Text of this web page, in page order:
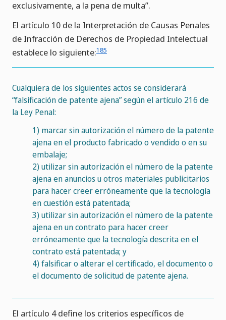
exclusivamente, a la pena de multa”.
El artículo 10 de la Interpretación de Causas Penales
de Infracción de Derechos de Propiedad Intelectual
establece lo siguiente:185
Cualquiera de los siguientes actos se considerará
“falsificación de patente ajena” según el artículo 216 de
la Ley Penal:
1) marcar sin autorización el número de la patente
ajena en el producto fabricado o vendido o en su
embalaje;
2) utilizar sin autorización el número de la patente
ajena en anuncios u otros materiales publicitarios
para hacer creer erróneamente que la tecnología
en cuestión está patentada;
3) utilizar sin autorización el número de la patente
ajena en un contrato para hacer creer
erróneamente que la tecnología descrita en el
contrato está patentada; y
4) falsificar o alterar el certificado, el documento o
el documento de solicitud de patente ajena.
El artículo 4 define los criterios específicos de